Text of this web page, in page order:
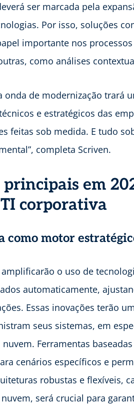
ser marcada pela
Por isso, soluções
importante nos
como análises
onda de modernização trará
e estratégicos das
feitas sob medida. E tudo
completa Scriven.
em
corporativa
como motor
o uso de
automaticamente,
Essas inovações terão
seus sistemas, em
Ferramentas
cenários específicos e
robustas e flexíveis,
será crucial para